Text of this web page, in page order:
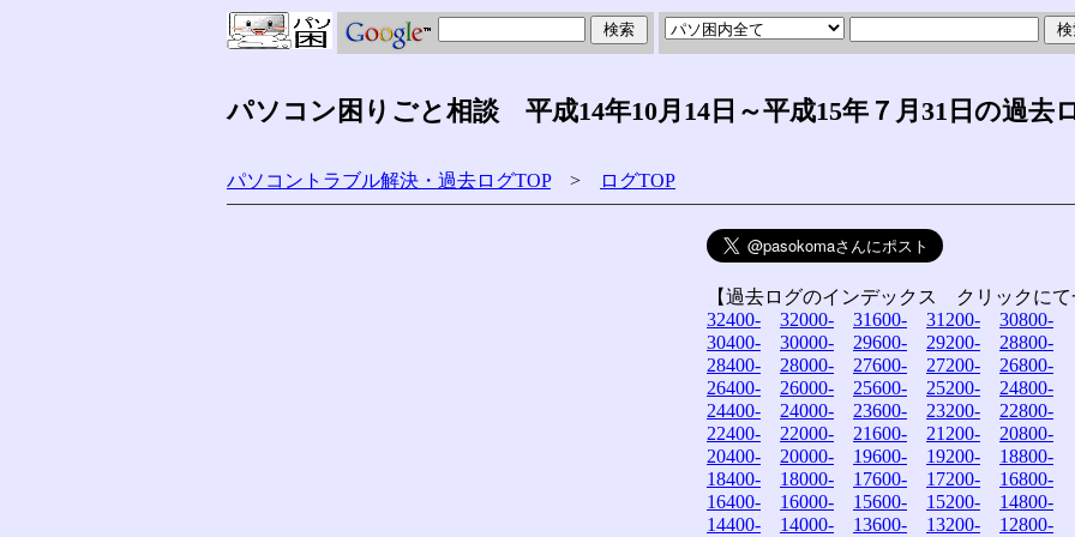
パソコン困りごと相談 平成14年10月14日～平成15年７月31日の過去
パソコントラブル解決・過去ログTOP> ログTOP
【過去ログのインデックス クリックにて
32400-
32000- 31600- 31200-
30800-
30400-
30000- 29600- 29200-
28800-
28400-
28000- 27600- 27200-
26800-
26400-
26000- 25600- 25200-
24800-
24400-
24000- 23600- 23200-
22800-
22400-
22000- 21600- 21200-
20800-
20400-
20000- 19600- 19200-
18800-
18400-
18000- 17600- 17200-
16800-
16400-
16000- 15600- 15200-
14800-
14400-
14000- 13600- 13200-
12800-